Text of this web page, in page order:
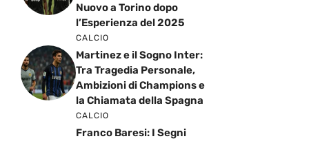
Nuovo a Torino dopo
l’Esperienza del 2025
CALCIO
Martinez e il Sogno Inter:
Tra Tragedia Personale,
Ambizioni di Champions e
la Chiamata della Spagna
CALCIO
Franco Baresi: I Segni